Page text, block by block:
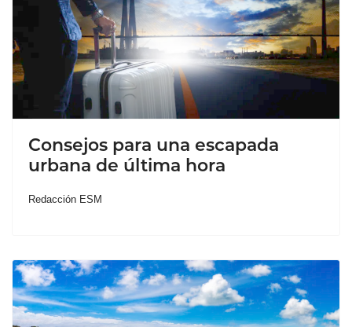
Consejos para una escapada
urbana de última hora
Redacción ESM